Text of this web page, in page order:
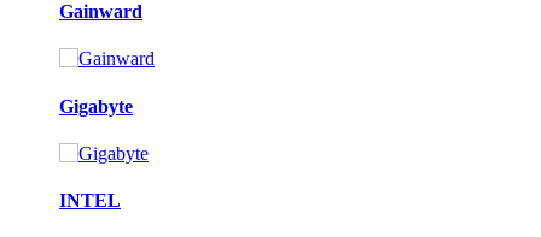
Gainward
Gigabyte
INTEL